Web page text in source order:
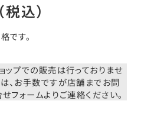
（税込）
です。
ップでの販売は行っておりませ
、お手数ですが店舗までお問
フォームよりご連絡ください。